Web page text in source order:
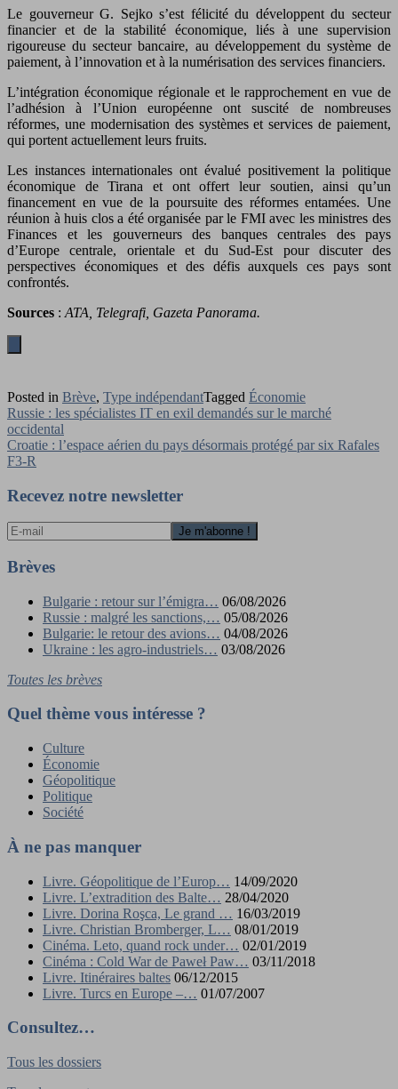
Le gouverneur G. Sejko s’est félicité du développent du secteur
financier et de la stabilité économique, liés à une supervision
rigoureuse du secteur bancaire, au développement du système de
paiement, à l’innovation et à la numérisation des services financiers.
L’intégration économique régionale et le rapprochement en vue de
l’adhésion à l’Union européenne ont suscité de nombreuses
réformes, une modernisation des systèmes et services de paiement,
qui portent actuellement leurs fruits.
Les instances internationales ont évalué positivement la politique
économique de Tirana et ont offert leur soutien, ainsi qu’un
financement en vue de la poursuite des réformes entamées. Une
réunion à huis clos a été organisée par le FMI avec les ministres des
Finances et les gouverneurs des banques centrales des pays
d’Europe centrale, orientale et du Sud-Est pour discuter des
perspectives économiques et des défis auxquels ces pays sont
confrontés.
Sources : ATA, Telegrafi, Gazeta Panorama.
Posted in Brève, Type indépendantTagged Économie
Navigation
de
l’article
Russie : les spécialistes IT en exil demandés sur le marché
occidental
Croatie : l’espace aérien du pays désormais protégé par six Rafales
F3-R
Recevez notre newsletter
Brèves
Bulgarie : retour sur l’émigra… 06/08/2026
Russie : malgré les sanctions,… 05/08/2026
Bulgarie: le retour des avions… 04/08/2026
Ukraine : les agro-industriels… 03/08/2026
Toutes les brèves
Quel thème vous intéresse ?
Culture
Économie
Géopolitique
Politique
Société
À ne pas manquer
Livre. Géopolitique de l’Europ… 14/09/2020
Livre. L’extradition des Balte… 28/04/2020
Livre. Dorina Roşca, Le grand … 16/03/2019
Livre. Christian Bromberger, L… 08/01/2019
Cinéma. Leto, quand rock under… 02/01/2019
Cinéma : Cold War de Paweł Paw… 03/11/2018
Livre. Itinéraires baltes 06/12/2015
Livre. Turcs en Europe –… 01/07/2007
Consultez…
Tous les dossiers